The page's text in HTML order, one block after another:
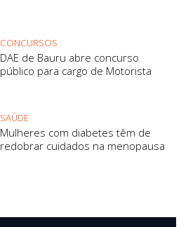
CONCURSOS
DAE de Bauru abre concurso
público para cargo de Motorista
SAÚDE
Mulheres com diabetes têm de
redobrar cuidados na menopausa